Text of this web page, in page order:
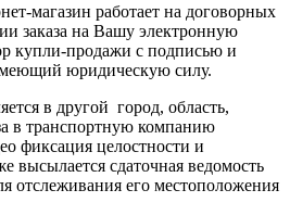
магазин работает на договорных
заказа на Вашу электронную
купли-продажи с подписью и
юридическую силу.
в другой город, область,
в транспортную компанию
фиксация целостности и
высылается сдаточная ведомость
отслеживания его местоположения